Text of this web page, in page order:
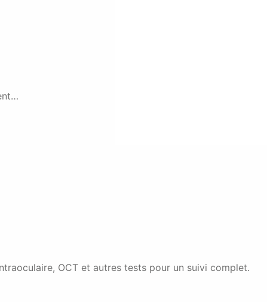
OCT et autres tests pour un suivi complet.